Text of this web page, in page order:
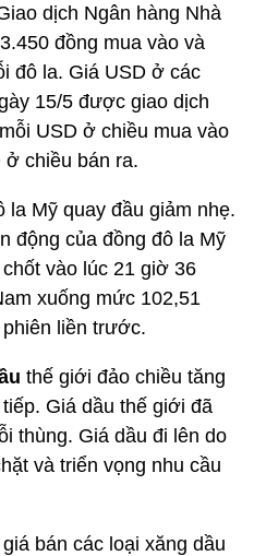
dịch Ngân hàng Nhà
đồng mua vào và
đô la. Giá USD ở các
15/5 được giao dịch
USD ở chiều mua vào
ở chiều bán ra.
la Mỹ quay đầu giảm nhẹ.
động của đồng đô la Mỹ
vào lúc 21 giờ 36
xuống mức 102,51
liền trước.
thế giới đảo chiều tăng
Giá dầu thế giới đã
thùng. Giá dầu đi lên do
và triển vọng nhu cầu
bán các loại xăng dầu